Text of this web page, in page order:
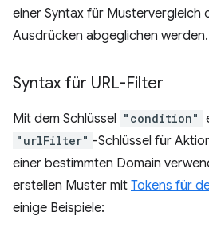
einer Syntax für Mustervergleich
Ausdrücken abgeglichen werden.
Syntax für URL-Filter
Mit dem Schlüssel "condition"
"urlFilter" -Schlüssel für
einer bestimmten Domain
erstellen Muster mit Tokens für
einige Beispiele: